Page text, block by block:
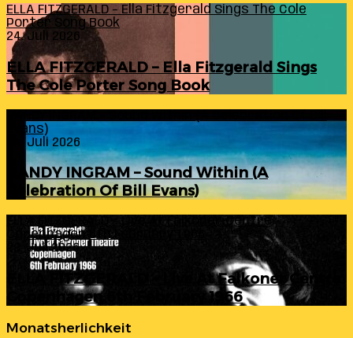
ELLA FITZGERALD – Ella Fitzgerald Sings The Cole
Porter Song Book
24. Juli 2026
ELLA FITZGERALD – Ella Fitzgerald Sings
The Cole Porter Song Book
Evans)
24. Juli 2026
RANDY INGRAM – Sound Within (A
Celebration Of Bill Evans)
ELLA FITZGERALD – Live At Falkoner Centre
Copenhagen 6th February 1966
23. Juli 2026
ELLA FITZGERALD – Live At Falkoner Centre
Copenhagen 6th February 1966
Monatsherlichkeit